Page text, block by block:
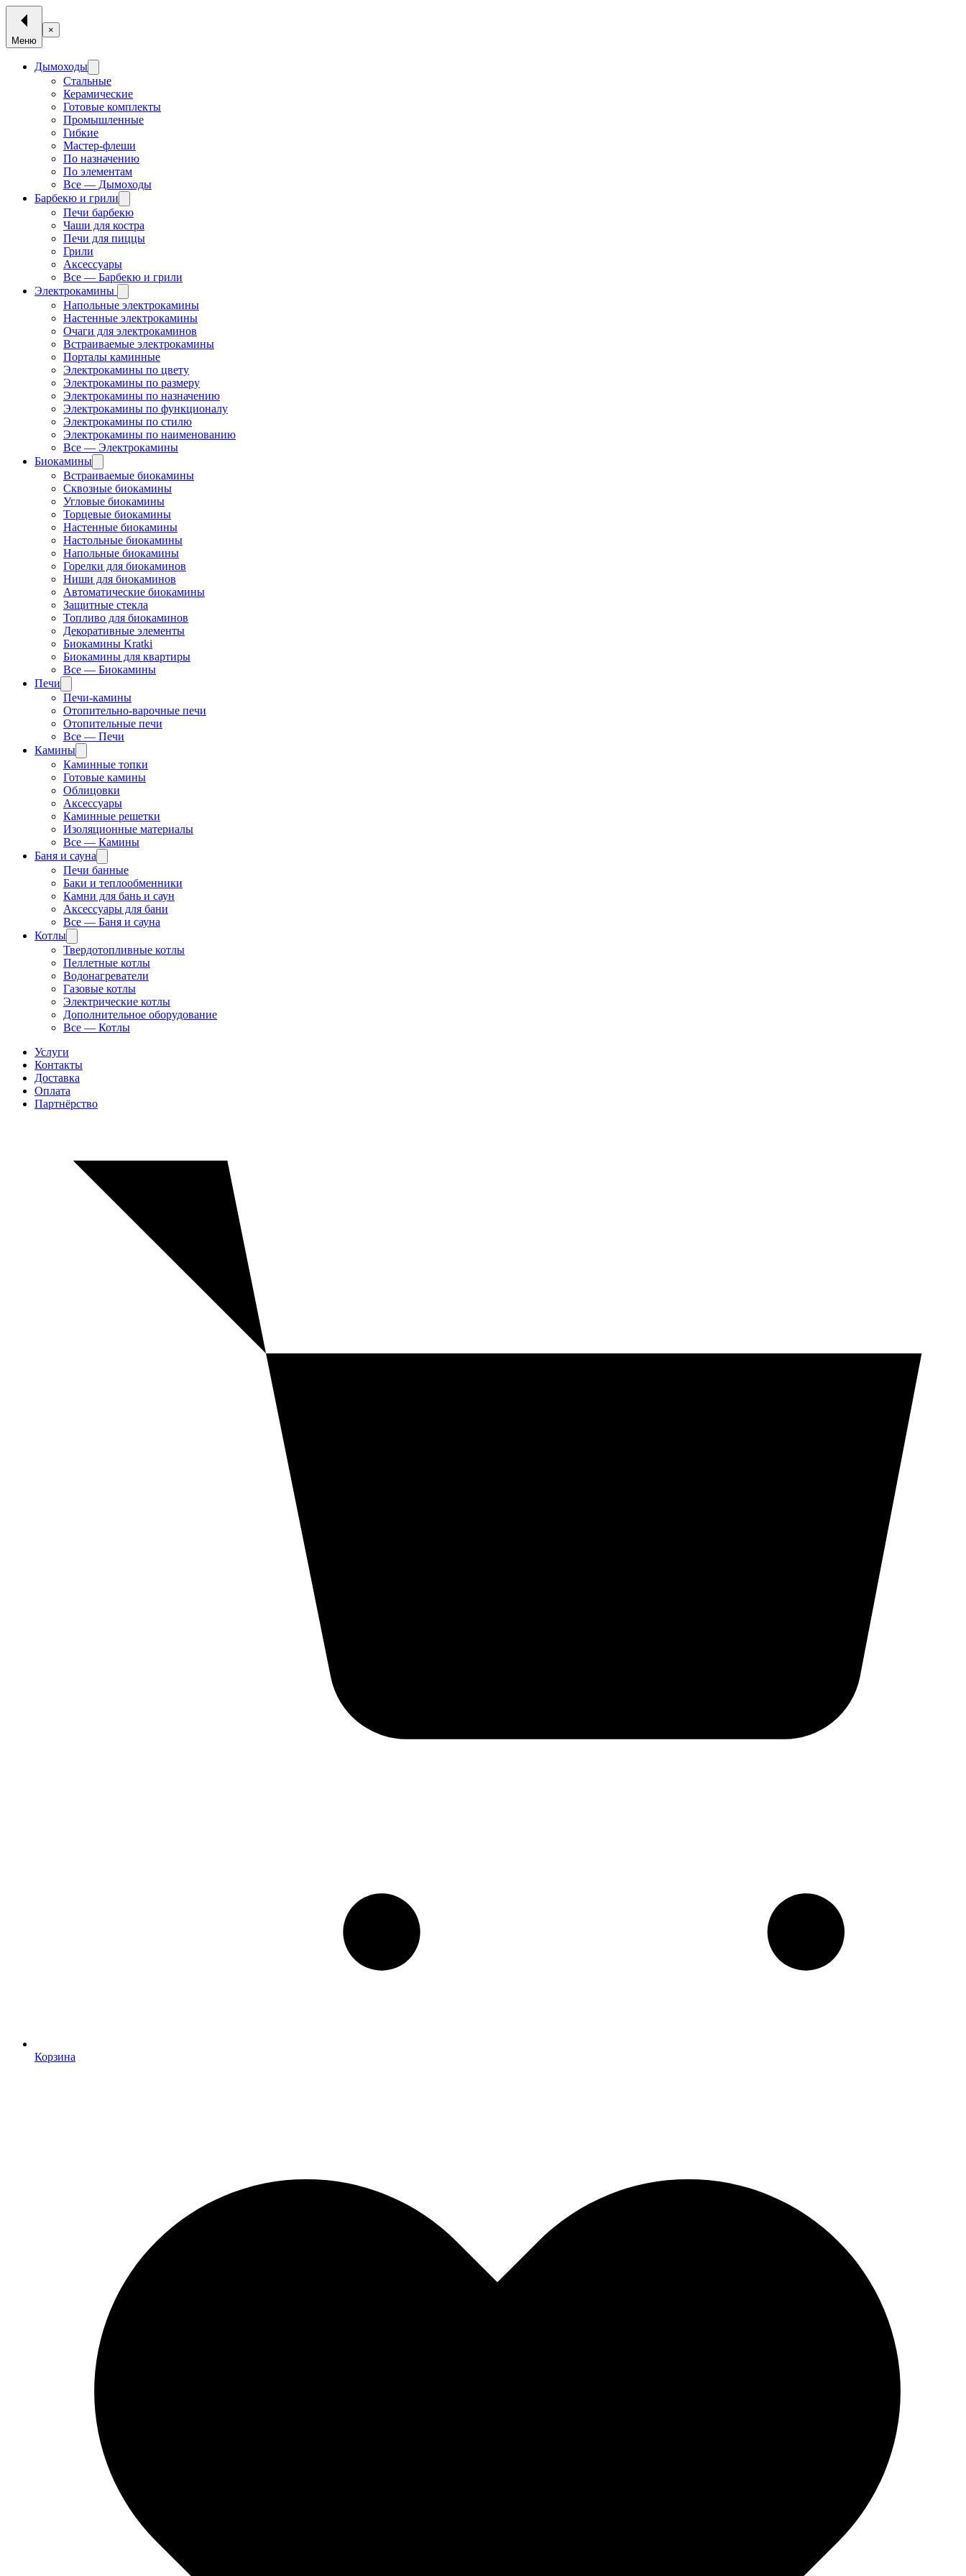
Меню
×
Дымоходы
Стальные
Керамические
Готовые комплекты
Промышленные
Гибкие
Мастер-флеши
По назначению
По элементам
Все — Дымоходы
Барбекю и грили
Печи барбекю
Чаши для костра
Печи для пиццы
Грили
Аксессуары
Все — Барбекю и грили
Электрокамины
Напольные электрокамины
Настенные электрокамины
Очаги для электрокаминов
Встраиваемые электрокамины
Порталы каминные
Электрокамины по цвету
Электрокамины по размеру
Электрокамины по назначению
Электрокамины по функционалу
Электрокамины по стилю
Электрокамины по наименованию
Все — Электрокамины
Биокамины
Встраиваемые биокамины
Сквозные биокамины
Угловые биокамины
Торцевые биокамины
Настенные биокамины
Настольные биокамины
Напольные биокамины
Горелки для биокаминов
Ниши для биокаминов
Автоматические биокамины
Защитные стекла
Топливо для биокаминов
Декоративные элементы
Биокамины Kratki
Биокамины для квартиры
Все — Биокамины
Печи
Печи-камины
Отопительно-варочные печи
Отопительные печи
Все — Печи
Камины
Каминные топки
Готовые камины
Облицовки
Аксессуары
Каминные решетки
Изоляционные материалы
Все — Камины
Баня и сауна
Печи банные
Баки и теплообменники
Камни для бань и саун
Аксессуары для бани
Все — Баня и сауна
Котлы
Твердотопливные котлы
Пеллетные котлы
Водонагреватели
Газовые котлы
Электрические котлы
Дополнительное оборудование
Все — Котлы
Услуги
Контакты
Доставка
Оплата
Партнёрство
Корзина